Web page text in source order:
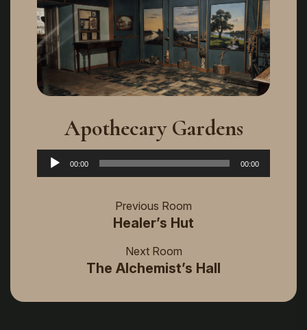
Apothecary Gardens
Аудіопрогравач
00:00 00:00
Previous Room
Healer’s Hut
Next Room
The Alchemist’s Hall